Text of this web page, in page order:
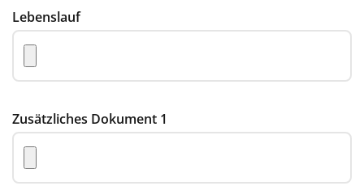
Lebenslauf
Zusätzliches Dokument 1